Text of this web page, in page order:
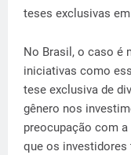
teses exclusivas
No Brasil, o caso é
iniciativas como
tese exclusiva de
gênero nos
preocupação com
que os investidores